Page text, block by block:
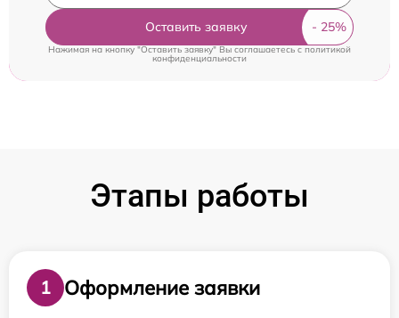
Оставить заявку
Нажимая на кнопку "Оставить заявку" Вы соглашаетесь c политикой
конфиденциальности
Этапы работы
1
Оформление заявки